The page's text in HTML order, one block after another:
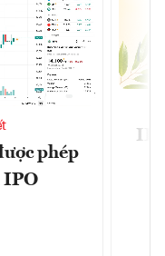
phép
IPO